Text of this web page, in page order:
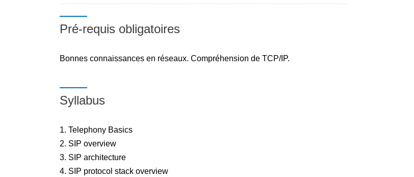
Pré-requis obligatoires
Bonnes connaissances en réseaux. Compréhension de TCP/IP.
Syllabus
1. Telephony Basics
2. SIP overview
3. SIP architecture
4. SIP protocol stack overview